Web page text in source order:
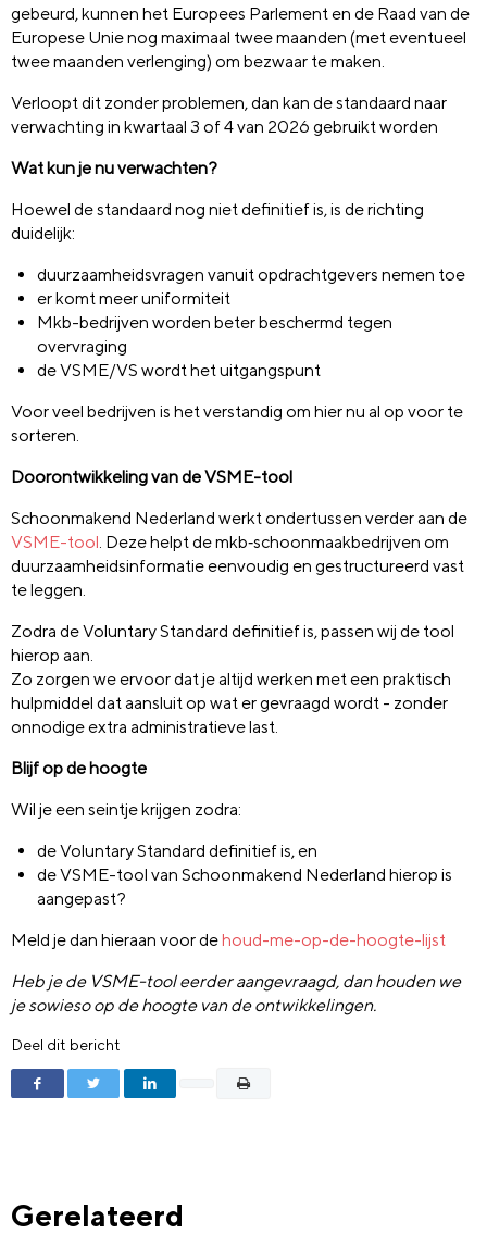
gebeurd, kunnen het Europees Parlement en de Raad van de
Europese Unie nog maximaal twee maanden (met eventueel
twee maanden verlenging) om bezwaar te maken.
Verloopt dit zonder problemen, dan kan de standaard naar
verwachting in kwartaal 3 of 4 van 2026 gebruikt worden
Wat kun je nu verwachten?
Hoewel de standaard nog niet definitief is, is de richting
duidelijk:
duurzaamheidsvragen vanuit opdrachtgevers nemen toe
er komt meer uniformiteit
Mkb-bedrijven worden beter beschermd tegen
overvraging
de VSME/VS wordt het uitgangspunt
Voor veel bedrijven is het verstandig om hier nu al op voor te
sorteren.
Doorontwikkeling van de VSME-tool
Schoonmakend Nederland werkt ondertussen verder aan de
VSME-tool. Deze helpt de mkb‑schoonmaakbedrijven om
duurzaamheidsinformatie eenvoudig en gestructureerd vast
te leggen.
Zodra de Voluntary Standard definitief is, passen wij de tool
hierop aan.
Zo zorgen we ervoor dat je altijd werken met een praktisch
hulpmiddel dat aansluit op wat er gevraagd wordt - zonder
onnodige extra administratieve last.
Blijf op de hoogte
Wil je een seintje krijgen zodra:
de Voluntary Standard definitief is, en
de VSME-tool van Schoonmakend Nederland hierop is
aangepast?
Meld je dan hieraan voor dehoud-me-op-de-hoogte-lijst
Heb je de VSME-tool eerder aangevraagd, dan houden we
je sowieso op de hoogte van de ontwikkelingen.
Deel dit bericht
Gerelateerd